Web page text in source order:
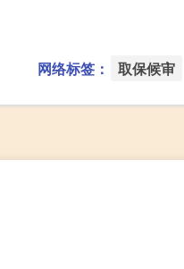
网络标签： 取保候审